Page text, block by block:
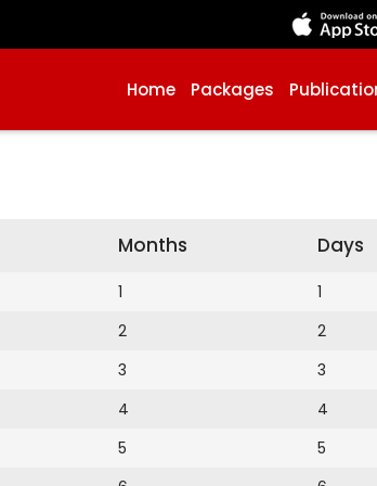
Home Packages
Months
1
2
3
4
5
Days
1
2
3
4
5